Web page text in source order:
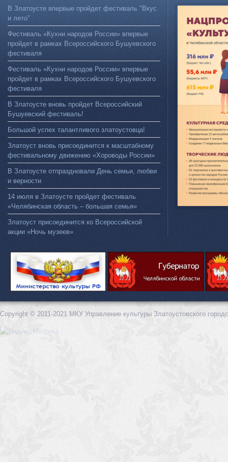
В Златоусте впервые пройдет фестиваль "Вкус
и лето"
Фестиваль «Кухни народов России» впервые
пройдет в рамках Всероссийского Бушуевского
фестиваля
Фестиваль «Кухни народов России» впервые
пройдет в рамках Всероссийского Бушуевского
фестиваля
В Златоусте вновь пройдет Всероссийский
Бушуевский фестиваль!
Большой успех талантливого златоустовца!
Златоуст вновь присоединится к масштабному
фестивальному движению «Хороводы России»
В Златоусте отпраздновали День семьи, любви
и верности
14 июля в Златоусте пройдет фестиваль
«Челябинская область – большая семья»
Златоуст присоединится ко Всероссийской
акции «Ночь музеев»
Copyright © 2011-2021 МКУ Управление культуры Златоустовского